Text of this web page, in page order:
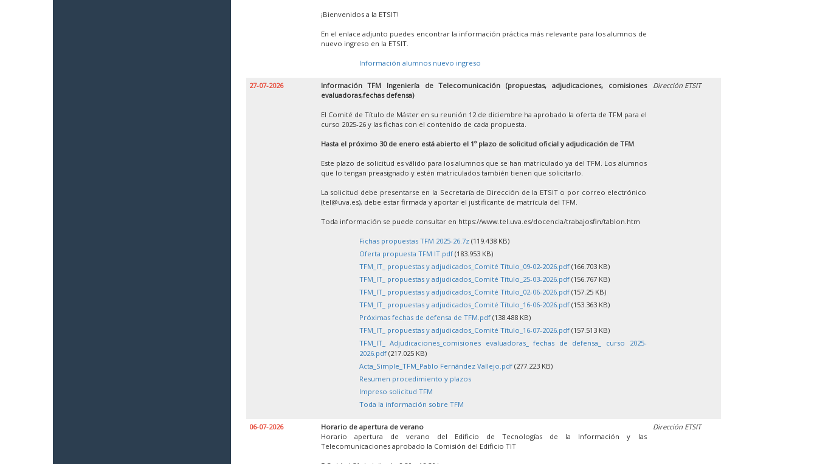
¡Bienvenidos a la ETSIT!
En el enlace adjunto puedes encontrar la información práctica más relevante para los alumnos de
nuevo ingreso en la ETSIT.
Información alumnos nuevo ingreso
27-07-2026
Información TFM Ingeniería de Telecomunicación (propuestas, adjudicaciones, comisiones
evaluadoras,fechas defensa)
El Comité de Título de Máster en su reunión 12 de diciembre ha aprobado la oferta de TFM para el
curso 2025-26 y las fichas con el contenido de cada propuesta.
Hasta el próximo 30 de enero está abierto el 1º plazo de solicitud oficial y adjudicación de TFM.
Este plazo de solicitud es válido para los alumnos que se han matriculado ya del TFM. Los alumnos
que lo tengan preasignado y estén matriculados también tienen que solicitarlo.
La solicitud debe presentarse en la Secretaría de Dirección de la ETSIT o por correo electrónico
(tel@uva.es), debe estar firmada y aportar el justificante de matrícula del TFM.
Toda información se puede consultar en https://www.tel.uva.es/docencia/trabajosfin/tablon.htm
Fichas propuestas TFM 2025-26.7z(119.438 KB)
Oferta propuesta TFM IT.pdf(183.953 KB)
TFM_IT_ propuestas y adjudicados_Comité Título_09-02-2026.pdf(166.703 KB)
TFM_IT_ propuestas y adjudicados_Comité Título_25-03-2026.pdf(156.767 KB)
TFM_IT_ propuestas y adjudicados_Comité Título_02-06-2026.pdf(157.25 KB)
TFM_IT_ propuestas y adjudicados_Comité Título_16-06-2026.pdf(153.363 KB)
Próximas fechas de defensa de TFM.pdf(138.488 KB)
TFM_IT_ propuestas y adjudicados_Comité Título_16-07-2026.pdf(157.513 KB)
TFM_IT_ Adjudicaciones_comisiones evaluadoras_ fechas de defensa_ curso 2025-
2026.pdf(217.025 KB)
Acta_Simple_TFM_Pablo Fernández Vallejo.pdf(277.223 KB)
Resumen procedimiento y plazos
Impreso solicitud TFM
Toda la información sobre TFM
Dirección ETSIT
06-07-2026
Horario de apertura de verano
Horario apertura de verano del Edificio de Tecnologías de la Información y las
Telecomunicaciones aprobado la Comisión del Edificio TIT
Dirección ETSIT